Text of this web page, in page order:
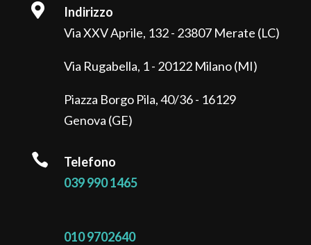

Indirizzo
Via XXV Aprile, 132 - 23807 Merate (LC)
Via Rugabella, 1 - 20122 Milano (MI)
Piazza Borgo Pila, 40/36 - 16129
Genova (GE)

Telefono
039 990 1465
010 9702640